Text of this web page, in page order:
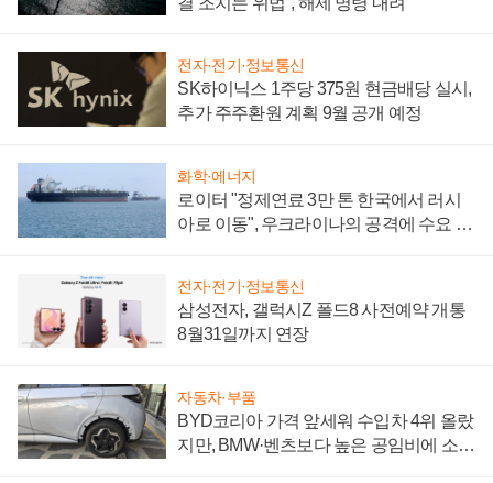
전자·전기·정보통신
SK하이닉스 1주당 375원 현금배당 실시,
추가 주주환원 계획 9월 공개 예정
화학·에너지
로이터 "정제연료 3만 톤 한국에서 러시
아로 이동", 우크라이나의 공격에 수요 늘
전자·전기·정보통신
삼성전자, 갤럭시Z 폴드8 사전예약 개통
8월31일까지 연장
자동차·부품
BYD코리아 가격 앞세워 수입차 4위 올랐
지만, BMW·벤츠보다 높은 공임비에 소비